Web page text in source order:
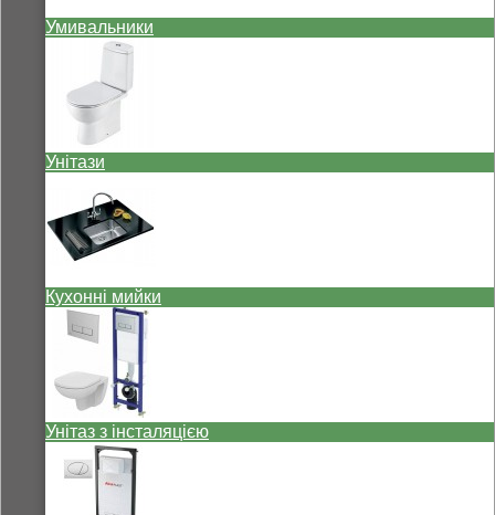
Умивальники
Унітази
Кухонні мийки
Унітаз з інсталяцією